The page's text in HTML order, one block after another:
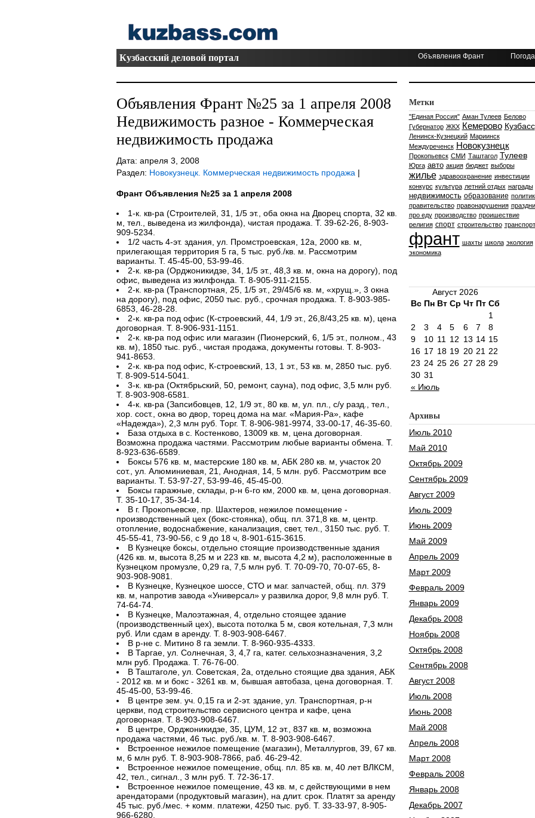
Кузбасский деловой портал Объявления Франт Погода
Объявления Франт №25 за 1 апреля 2008
Недвижимость разное - Коммерческая
недвижимость продажа
Дата: апреля 3, 2008
Раздел: Новокузнецк. Коммерческая недвижимость продажа |
Франт Объявления №25 за 1 апреля 2008
1-к. кв-ра (Строителей, 31, 1/5 эт., оба окна на Дворец спорта, 32 кв.
м, тел., выведена из жилфонда), чистая продажа. Т. 39-62-26, 8-903-
909-5234.
1/2 часть 4-эт. здания, ул. Промстроевская, 12а, 2000 кв. м,
прилегающая территория 5 га, 5 тыс. руб./кв. м. Рассмотрим
варианты. Т. 45-45-00, 53-99-46.
2-к. кв-ра (Орджоникидзе, 34, 1/5 эт., 48,3 кв. м, окна на дорогу), под
офис, выведена из жилфонда. Т. 8-905-911-2155.
2-к. кв-ра (Транспортная, 25, 1/5 эт., 29/45/6 кв. м, «хрущ.», 3 окна
на дорогу), под офис, 2050 тыс. руб., срочная продажа. Т. 8-903-985-
6853, 46-28-28.
2-к. кв-ра под офис (К-строевский, 44, 1/9 эт., 26,8/43,25 кв. м), цена
договорная. Т. 8-906-931-1151.
2-к. кв-ра под офис или магазин (Пионерский, 6, 1/5 эт., полном., 43
кв. м), 1850 тыс. руб., чистая продажа, документы готовы. Т. 8-903-
941-8653.
2-к. кв-ра под офис, К-строевский, 13, 1 эт., 53 кв. м, 2850 тыс. руб.
Т. 8-909-514-5041.
3-к. кв-ра (Октябрьский, 50, ремонт, сауна), под офис, 3,5 млн руб.
Т. 8-903-908-6581.
4-к. кв-ра (Запсибовцев, 12, 1/9 эт., 80 кв. м, ул. пл., с/у разд., тел.,
хор. сост., окна во двор, торец дома на маг. «Мария-Ра», кафе
«Надежда»), 2,3 млн руб. Торг. Т. 8-906-981-9974, 33-00-17, 46-35-60.
База отдыха в с. Костенково, 13009 кв. м, цена договорная.
Возможна продажа частями. Рассмотрим любые варианты обмена. Т.
8-923-636-6589.
Боксы 576 кв. м, мастерские 180 кв. м, АБК 280 кв. м, участок 20
сот., ул. Алюминиевая, 21, Анодная, 14, 5 млн. руб. Рассмотрим все
варианты. Т. 53-97-27, 53-99-46, 45-45-00.
Боксы гаражные, склады, р-н 6-го км, 2000 кв. м, цена договорная.
Т. 35-10-17, 35-34-14.
В г. Прокопьевске, пр. Шахтеров, нежилое помещение -
производственный цех (бокс-стоянка), общ. пл. 371,8 кв. м, центр.
отопление, водоснабжение, канализация, свет, тел., 3150 тыс. руб. Т.
45-55-41, 73-90-56, с 9 до 18 ч, 8-901-615-3615.
В Кузнецке боксы, отдельно стоящие производственные здания
(426 кв. м, высота 8,25 м и 223 кв. м, высота 4,2 м), расположенные в
Кузнецком промузле, 0,29 га, 7,5 млн руб. Т. 70-09-70, 70-07-65, 8-
903-908-9081.
В Кузнецке, Кузнецкое шоссе, СТО и маг. запчастей, общ. пл. 379
кв. м, напротив завода «Универсал» у развилка дорог, 9,8 млн руб. Т.
74-64-74.
В Кузнецке, Малоэтажная, 4, отдельно стоящее здание
(производственный цех), высота потолка 5 м, своя котельная, 7,3 млн
руб. Или сдам в аренду. Т. 8-903-908-6467.
В р-не с. Митино 8 га земли. Т. 8-960-935-4333.
В Таргае, ул. Солнечная, 3, 4,7 га, катег. сельхозназначения, 3,2
млн руб. Продажа. Т. 76-76-00.
В Таштаголе, ул. Советская, 2а, отдельно стоящие два здания, АБК
- 2012 кв. м и бокс - 3261 кв. м, бывшая автобаза, цена договорная. Т.
45-45-00, 53-99-46.
В центре зем. уч. 0,15 га и 2-эт. здание, ул. Транспортная, р-н
церкви, под строительство сервисного центра и кафе, цена
договорная. Т. 8-903-908-6467.
В центре, Орджоникидзе, 35, ЦУМ, 12 эт., 837 кв. м, возможна
продажа частями, 46 тыс. руб./кв. м. Т. 8-903-908-6467.
Встроенное нежилое помещение (магазин), Металлургов, 39, 67 кв.
м, 6 млн руб. Т. 8-903-908-7866, раб. 46-29-42.
Встроенное нежилое помещение, общ. пл. 85 кв. м, 40 лет ВЛКСМ,
42, тел., сигнал., 3 млн руб. Т. 72-36-17.
Встроенное нежилое помещение, 43 кв. м, с действующими в нем
арендаторами (продуктовый магазин), на длит. срок. Платят за аренду
45 тыс. руб./мес. + комм. платежи, 4250 тыс. руб. Т. 33-33-97, 8-905-
966-6280.
Метки
"Единая Россия" Аман Тулеев Белово
Губернатор ЖКХ Кемерово Кузбасс
Ленинск-Кузнецкий Мариинск
Междуреченск Новокузнецк
Прокопьевск СМИ Таштагол Тулеев
Юрга авто акция бюджет выборы
жилье здравоохранение инвестиции
конкурс культура летний отдых награды
недвижимость образование
правительство правонарушения
про еду производство проишествие
религия спорт строительство транспорт
франт шахты школа экология
экономика
Август 2026
Вс Пн Вт Ср Чт Пт Сб
« Июль
1
2
3 4 5 6 7
8
9
10 11 12 13 14 15
16 17 18 19 20 21 22
23 24 25 26 27 28 29
30 31
Архивы
Июль 2010
Май 2010
Октябрь 2009
Сентябрь 2009
Август 2009
Июль 2009
Июнь 2009
Май 2009
Апрель 2009
Март 2009
Февраль 2009
Январь 2009
Декабрь 2008
Ноябрь 2008
Октябрь 2008
Сентябрь 2008
Август 2008
Июль 2008
Июнь 2008
Май 2008
Апрель 2008
Март 2008
Февраль 2008
Январь 2008
Декабрь 2007